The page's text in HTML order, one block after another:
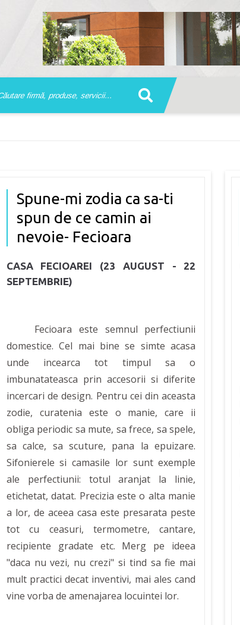
Spune-mi zodia ca sa-ti
spun de ce camin ai
nevoie- Fecioara
CASA FECIOAREI (23 AUGUST - 22
SEPTEMBRIE)
Fecioara este semnul perfectiunii
domestice. Cel mai bine se simte acasa
unde incearca tot timpul sa o
imbunatateasca prin accesorii si diferite
incercari de design. Pentru cei din aceasta
zodie, curatenia este o manie, care ii
obliga periodic sa mute, sa frece, sa spele,
sa calce, sa scuture, pana la epuizare.
Sifonierele si camasile lor sunt exemple
ale perfectiunii: totul aranjat la linie,
etichetat, datat. Precizia este o alta manie
a lor, de aceea casa este presarata peste
tot cu ceasuri, termometre, cantare,
recipiente gradate etc. Merg pe ideea
"daca nu vezi, nu crezi" si tind sa fie mai
mult practici decat inventivi, mai ales cand
vine vorba de amenajarea locuintei lor.